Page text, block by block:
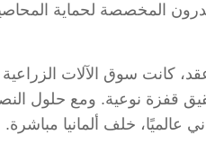
المخصصة لحماية
كانت سوق الآلات الزراعية
عالميًا، خلف ألمانيا مباشرة.